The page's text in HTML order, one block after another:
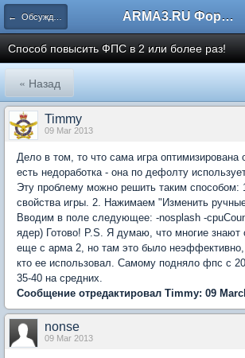
← Обсуждение игры ARMA3.RU Форум
Способ повысить ФПС в 2 или более раз!
« Назад
Timmy
09 Mar 2013
Дело в том, то что сама игра оптимизирована
есть недоработка - она по дефолту
Эту проблему можно решить таким способом:
свойства игры. 2. Нажимаем "Изменить
Вводим в поле следующее: -nosplash -
ядер) Готово! P.S. Я думаю, что многие знают
еще с арма 2, но там это было
кто ее использовал. Самому подняло фпс с
35-40 на средних.
Сообщение отредактировал Timmy: 09
nonse
09 Mar 2013